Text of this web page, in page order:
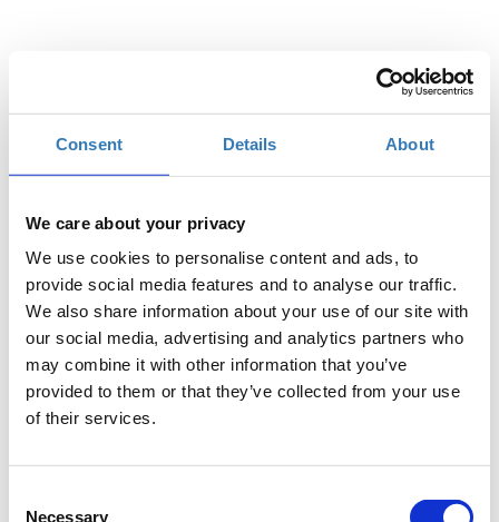
Consent Details About
We care about your privacy
We use cookies to personalise content and ads, to
provide social media features and to analyse our traffic.
We also share information about your use of our site with
our social media, advertising and analytics partners who
may combine it with other information that you’ve
provided to them or that they’ve collected from your use
of their services.
Necessary
Το workshop έχει στόχο να δώσει την δυνατότητα
στους συμμετέχοντες να εκπαιδευτούν στη χρήση
σημαντικών μέσων κοινωνικής δικτύωσης, να
αποτελεσματικότητας του Digital Marketing και να
δουν βέλτιστες πρακτικές απο καταξιωμένα brands.
Συνοπτικό πρόγραμμα:
Βασικές Έννοιες Digital Marketing
Τάσεις των Social Media στην Ελλάδα σήμερα και
διεθνώς: Facebook, Linkedln,Twitter, Snapchat,
Instagram, YouTube
Dos and Don’ts του Social Media Marketing
media